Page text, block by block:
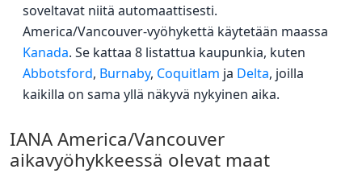
soveltavat niitä automaattisesti.
America/Vancouver-vyöhykettä käytetään maassa
Kanada. Se kattaa 8 listattua kaupunkia, kuten
Abbotsford, Burnaby, Coquitlam ja Delta, joilla
kaikilla on sama yllä näkyvä nykyinen aika.
IANA America/Vancouver
aikavyöhykkeessä olevat maat